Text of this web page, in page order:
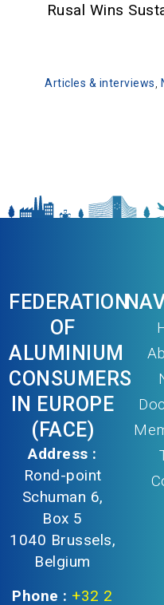
Rusal Wins
Articles & interviews
FEDERATION
OF
ALUMINIUM
CONSUMERS
IN EUROPE
(FACE)
Address :
Rond-point
Schuman 6,
Box 5
1040 Brussels,
Belgium
Phone : +32 2